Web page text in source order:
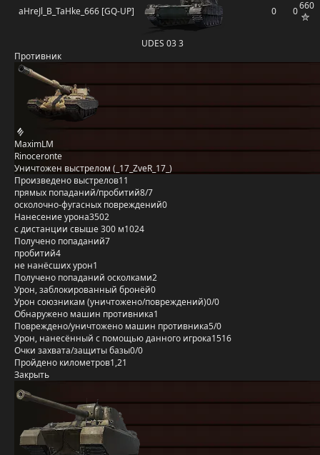
aHreJl_B_TaHke_666 [GQ-UP]
UDES 03 3
0 0660
Противник
MaximLM
Rinoceronte
Уничтожен выстрелом (_17_ZveR_17_)
Произведено выстрелов11
прямых попаданий/пробитий8/7
осколочно-фугасных повреждений0
Нанесение урона3502
с дистанции свыше 300 м1024
Получено попаданий7
пробитий4
не нанёсших урон1
Получено попаданий осколками2
Урон, заблокированный бронёй0
Урон союзникам (уничтожено/повреждений)0/0
Обнаружено машин противника1
Повреждено/уничтожено машин противника5/0
Урон, нанесённый с помощью данного игрока1516
Очки захвата/защиты базы0/0
Пройдено километров1,21
Закрыть